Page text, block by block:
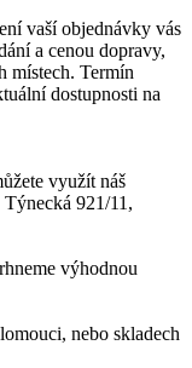
vaší objednávky vás
a cenou dopravy,
místech. Termín
dostupnosti na
využít náš
921/11,
výhodnou
nebo skladech